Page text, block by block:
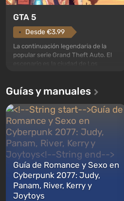
GTA 5
Desde €3.99
La continuación legendaria de la
popular serie Grand Theft Auto. El
escenario es la ciudad de Los
Andreas . Por primera vez, el juego
narra la historia de tres personajes:
Michael, Trevor y Franklin, entre los
cuales podrás cambi...
Guías y manuales
Guía de Romance y Sexo en
Cyberpunk 2077: Judy,
Panam, River, Kerry y
Joytoys